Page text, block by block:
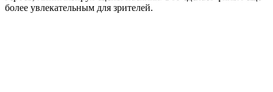
более увлекательным для зрителей.